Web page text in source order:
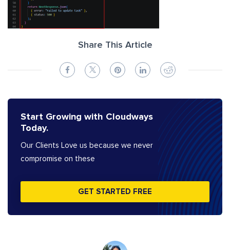
Share This Article
Start Growing with Cloudways
Today.
Our Clients Love us because we never
compromise on these
GET STARTED FREE